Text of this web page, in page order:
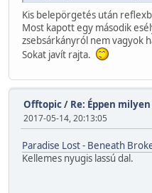
Kis belepörgetés után
Most kapott egy második
zsebsárkányról nem vagyok
Sokat javít rajta.
Offtopic/ Re: Éppen
2017-05-14, 20:13:05
Paradise Lost - Beneath
Kellemes nyugis lassú dal.